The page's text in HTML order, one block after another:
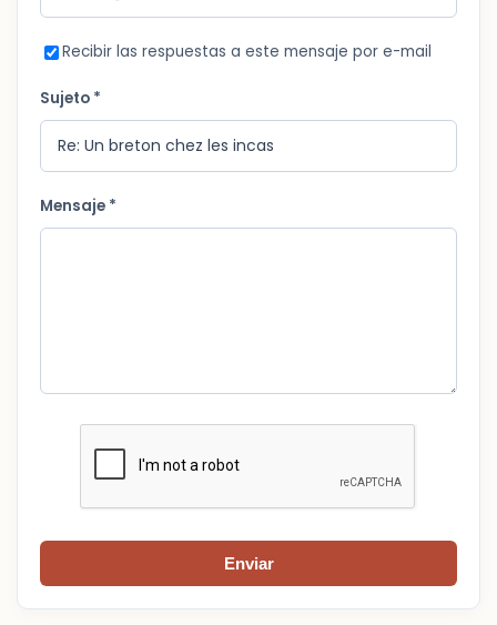
Recibir las respuestas a este mensaje por e-mail
Sujeto *
Mensaje *
Enviar